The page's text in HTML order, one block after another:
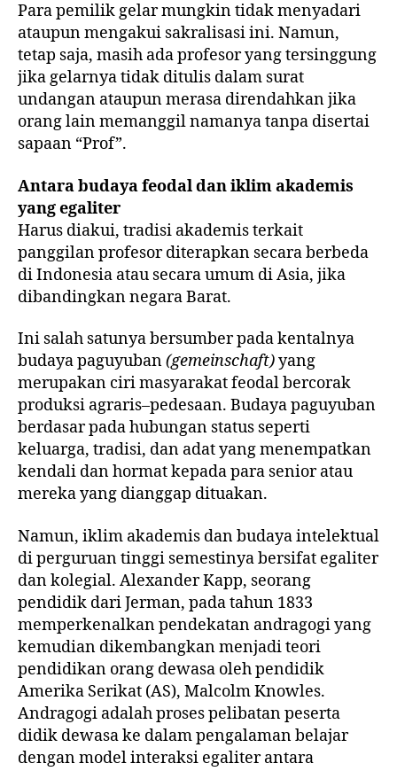
Para pemilik gelar mungkin tidak menyadari
ataupun mengakui sakralisasi ini. Namun,
tetap saja, masih ada profesor yang tersinggung
jika gelarnya tidak ditulis dalam surat
undangan ataupun merasa direndahkan jika
orang lain memanggil namanya tanpa disertai
sapaan “Prof”.
Antara budaya feodal dan iklim akademis
yang egaliter
Harus diakui, tradisi akademis terkait
panggilan profesor diterapkan secara berbeda
di Indonesia atau secara umum di Asia, jika
dibandingkan negara Barat.
Ini salah satunya bersumber pada kentalnya
budaya paguyuban(gemeinschaft)yang
merupakan ciri masyarakat feodal bercorak
produksi agraris–pedesaan. Budaya paguyuban
berdasar pada hubungan status seperti
keluarga, tradisi, dan adat yang menempatkan
kendali dan hormat kepada para senior atau
mereka yang dianggap dituakan.
Namun, iklim akademis dan budaya intelektual
di perguruan tinggi semestinya bersifat egaliter
dan kolegial. Alexander Kapp, seorang
pendidik dari Jerman, pada tahun 1833
memperkenalkan pendekatan andragogi yang
kemudian dikembangkan menjadi teori
pendidikan orang dewasa oleh pendidik
Amerika Serikat (AS), Malcolm Knowles.
Andragogi adalah proses pelibatan peserta
didik dewasa ke dalam pengalaman belajar
dengan model interaksi egaliter antara